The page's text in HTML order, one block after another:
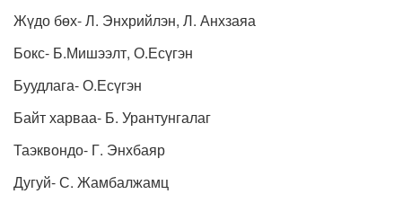
Жүдо бөх- Л. Энхрийлэн, Л. Анхзаяа
Бокс- Б.Мишээлт, О.Есүгэн
Буудлага- О.Есүгэн
Байт харваа- Б. Урантунгалаг
Таэквондо- Г. Энхбаяр
Дугуй- С. Жамбалжамц